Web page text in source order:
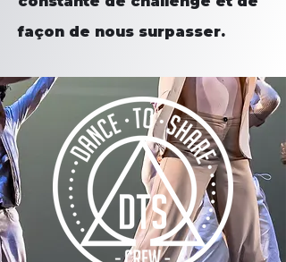
façon de nous surpasser.